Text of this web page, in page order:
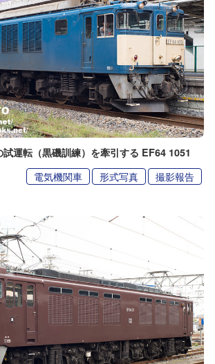
運転（黒磯訓練）を牽引する EF64 1051
電気機関車 形式写真 撮影報告